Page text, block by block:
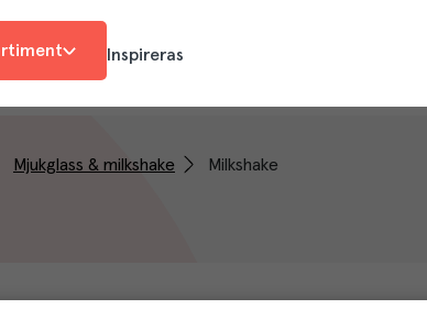
Inspireras
Mjukglass & milkshake Milkshake